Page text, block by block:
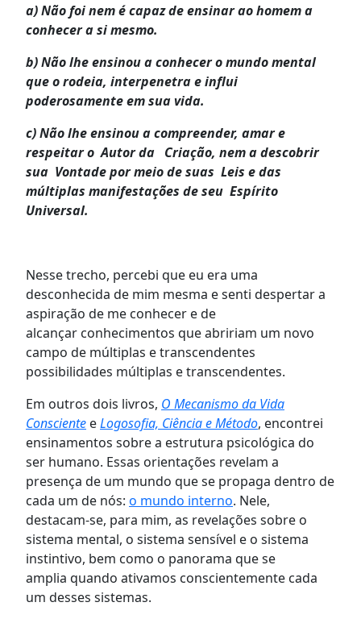
a) Não foi nem é capaz de ensinar ao homem a
conhecer a si mesmo.
b) Não lhe ensinou a conhecer o mundo mental
que o rodeia, interpenetra e influi
poderosamente em sua vida.
c) Não lhe ensinou a compreender, amar e
respeitar o Autor da Criação, nem a descobrir
sua Vontade por meio de suas Leis e das
múltiplas manifestações de seu Espírito
Universal.
Nesse trecho, percebi que eu era uma
desconhecida de mim mesma e senti despertar a
aspiração de me conhecer e de
alcançar conhecimentos que abririam um novo
campo de múltiplas e transcendentes
possibilidades múltiplas e transcendentes.
Em outros dois livros, O Mecanismo da Vida
Consciente eLogosofia, Ciência e Método, encontrei
ensinamentos sobre a estrutura psicológica do
ser humano. Essas orientações revelam a
presença de um mundo que se propaga dentro de
cada um de nós: o mundo interno. Nele,
destacam-se, para mim, as revelações sobre o
sistema mental, o sistema sensível e o sistema
instintivo, bem como o panorama que se
amplia quando ativamos conscientemente cada
um desses sistemas.